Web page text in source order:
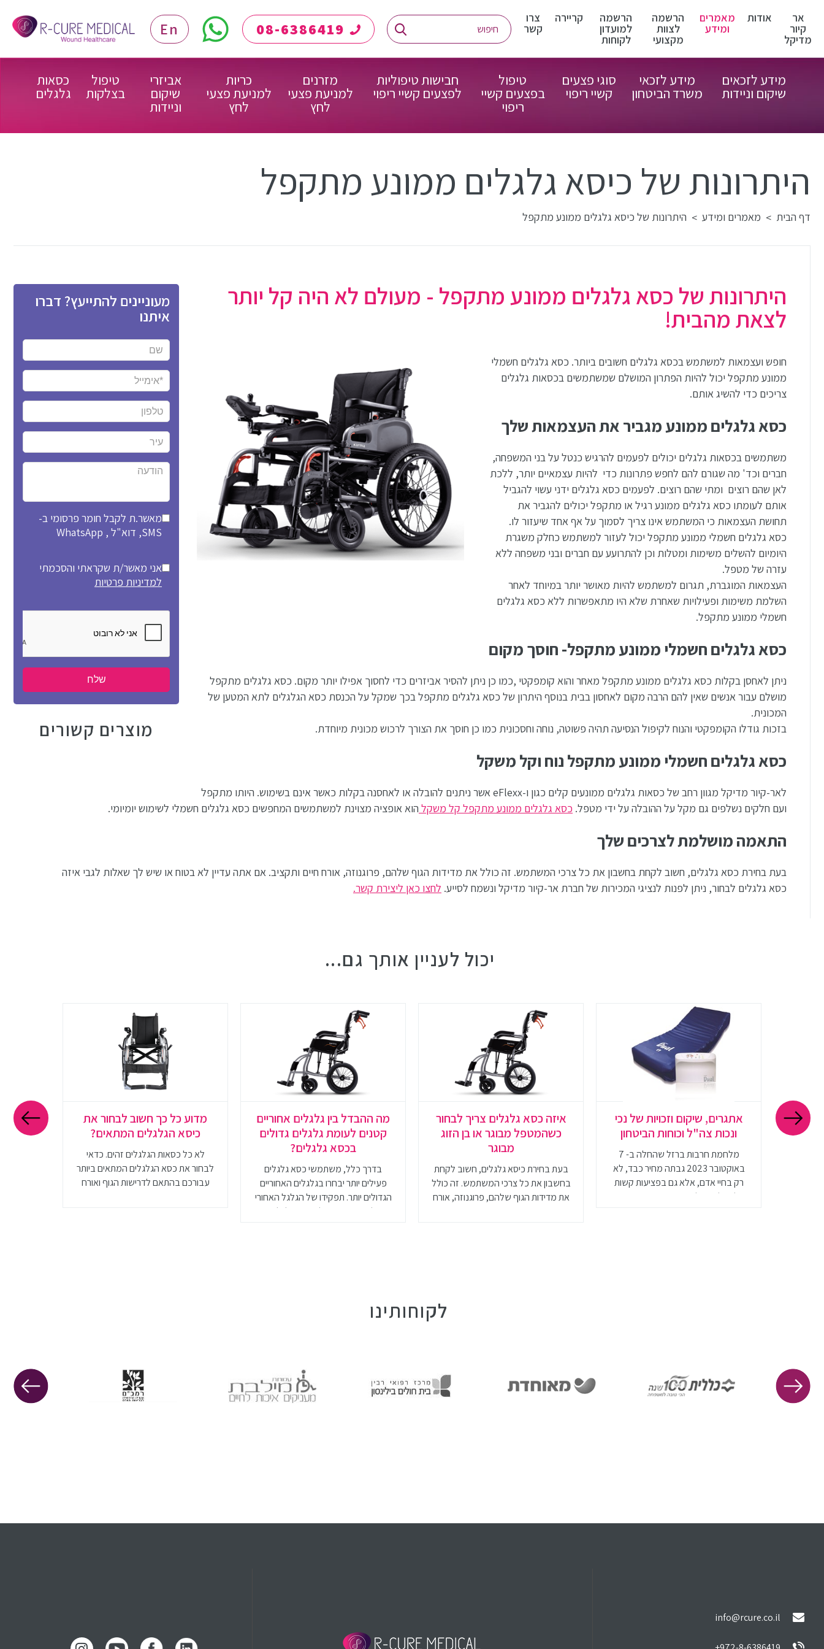
אר
קיור
מדיקל
אודות מאמרים
ומידע
הרשמה
לצוות
מקצועי
הרשמה
למועדון
לקוחות
קריירה צרו
קשר En
מידע לזכאים
שיקום וניידות
מידע לזכאי
משרד הביטחון
סוגי פצעים
קשיי ריפוי
טיפול
בפצעים קשיי
ריפוי
חבישות טיפוליות
לפצעים קשיי ריפוי
מזרנים
למניעת פצעי
לחץ
כריות
למניעת פצעי
לחץ
אביזרי
שיקום
וניידות
טיפול
בצלקות
כסאות
גלגלים
היתרונות של כיסא גלגלים ממונע מתקפל
דף הבית > מאמרים ומידע > היתרונות של כיסא גלגלים ממונע מתקפל
מעוניינים להתייעץ? דברו
איתנו
מאשר.ת לקבל חומר פרסומי ב-
SMS, דוא"ל , WhatsApp
אני מאשר/ת שקראתי והסכמתי
למדיניות פרטיות
מוצרים קשורים
היתרונות של כסא גלגלים ממונע מתקפל - מעולם לא היה קל יותר
לצאת מהבית!
חופש ועצמאות למשתמש בכסא גלגלים חשובים ביותר. כסא גלגלים חשמלי
ממונע מתקפל יכול להיות הפתרון המושלם שמשתמשים בכסאות גלגלים
צריכים כדי להשיג אותם.
כסא גלגלים ממונע מגביר את העצמאות שלך
משתמשים בכסאות גלגלים יכולים לפעמים להרגיש כנטל על בני המשפחה,
חברים וכד' מה שגורם להם לחפש פתרונות כדי להיות עצמאיים יותר, ללכת
לאן שהם רוצים ומתי שהם רוצים. לפעמים כסא גלגלים ידני עשוי להגביל
אותם לעומתו כסא גלגלים ממונע רגיל או מתקפל יכולים להגביר את
תחושת העצמאות כי המשתמש אינו צריך לסמוך על אף אחד שיעזור לו.
כסא גלגלים חשמלי ממונע מתקפל יכול לעזור למשתמש כחלק משגרת
היומיום להשלים משימות ומטלות וכן להתרועע עם חברים ובני משפחה ללא
עזרה של מטפל.
העצמאות המוגברת, תגרום למשתמש להיות מאושר יותר במיוחד לאחר
השלמת משימות ופעילויות שאחרת שלא היו מתאפשרות ללא כסא גלגלים
חשמלי ממונע מתקפל.
כסא גלגלים חשמלי ממונע מתקפל- חוסך מקום
ניתן לאחסן בקלות כסא גלגלים ממונע מתקפל מאחר והוא קומפקטי ,כמו כן ניתן להסיר אביזרים כדי לחסוך אפילו יותר מקום. כסא גלגלים מתקפל
מושלם עבור אנשים שאין להם הרבה מקום לאחסון בבית בנוסף היתרון של כסא גלגלים מתקפל בכך שמקל על הכנסת כסא הגלגלים לתא המטען של
המכונית.
בזכות גודלו הקומפקטי והנוח לקיפול הנסיעה תהיה פשוטה, נוחה וחסכונית כמו כן חוסך את הצורך לרכוש מכונית מיוחדת.
כסא גלגלים חשמלי ממונע מתקפל נוח וקל משקל
לאר-קיור מדיקל מגוון רחב של כסאות גלגלים ממונעים קלים כגון ו-eFlexx אשר ניתנים להובלה או לאחסנה בקלות כאשר אינם בשימוש. היותו מתקפל
ועם חלקים נשלפים גם מקל על ההובלה על ידי מטפל. כסא גלגלים ממונע מתקפל קל משקל הוא אופציה מצוינת למשתמשים המחפשים כסא גלגלים חשמלי לשימוש יומיומי.
התאמה מושלמת לצרכים שלך
בעת בחירת כסא גלגלים, חשוב לקחת בחשבון את כל צרכי המשתמש. זה כולל את מדידות הגוף שלהם, פרוגנוזה, אורח חיים ותקציב. אם אתה עדיין לא בטוח או שיש לך שאלות לגבי איזה
כסא גלגלים לבחור, ניתן לפנות לנציגי המכירות של חברת אר-קיור מדיקל ונשמח לסייע. לחצו כאן ליצירת קשר.
יכול לעניין אותך גם...
אתגרים, שיקום וזכויות של נכי
ונכות צה"ל וכוחות הביטחון
מלחמת חרבות ברזל שהחלה ב- 7
באוקטובר 2023 גבתה מחיר כבד, לא
רק בחיי אדם, אלא גם בפציעות קשות
של חיילי צה"ל ואנשי כוחות הבטחון. בין
איזה כסא גלגלים צריך לבחור
כשהמטפל מבוגר או בן הזוג
מבוגר
בעת בחירת כיסא גלגלים, חשוב לקחת
בחשבון את כל צרכי המשתמש. זה כולל
את מדידות הגוף שלהם, פרוגנוזה, אורח
מה ההבדל בין גלגלים אחוריים
קטנים לעומת גלגלים גדולים
בכסא גלגלים?
בדרך כלל, משתמשי כסא גלגלים
פעילים יותר יבחרו בגלגלים האחוריים
הגדולים יותר. תפקידו של הגלגל האחורי
הוא לאפשר יציבות לכיסא הגלגלים וגם
מדוע כל כך חשוב לבחור את
כיסא הגלגלים המתאים?
לא כל כסאות הגלגלים זהים. כדאי
לבחור את כסא הגלגלים המתאים ביותר
עבורכם בהתאם לדרישות הגוף ואורח
מזרון
לקוחותינו
info@rcure.co.il